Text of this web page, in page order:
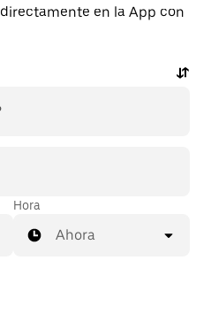
en la App con
Hora
Ahora